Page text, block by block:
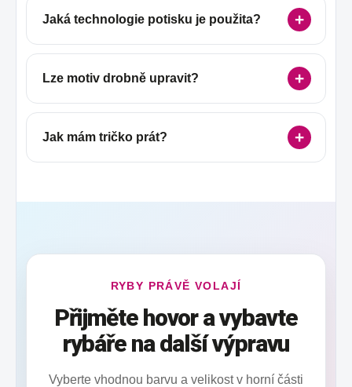
Jaká technologie potisku je použita?
Lze motiv drobně upravit?
Jak mám tričko prát?
RYBY PRÁVĚ VOLAJÍ
Přijměte hovor a vybavte
rybáře na další výpravu
Vyberte vhodnou barvu a velikost v horní části